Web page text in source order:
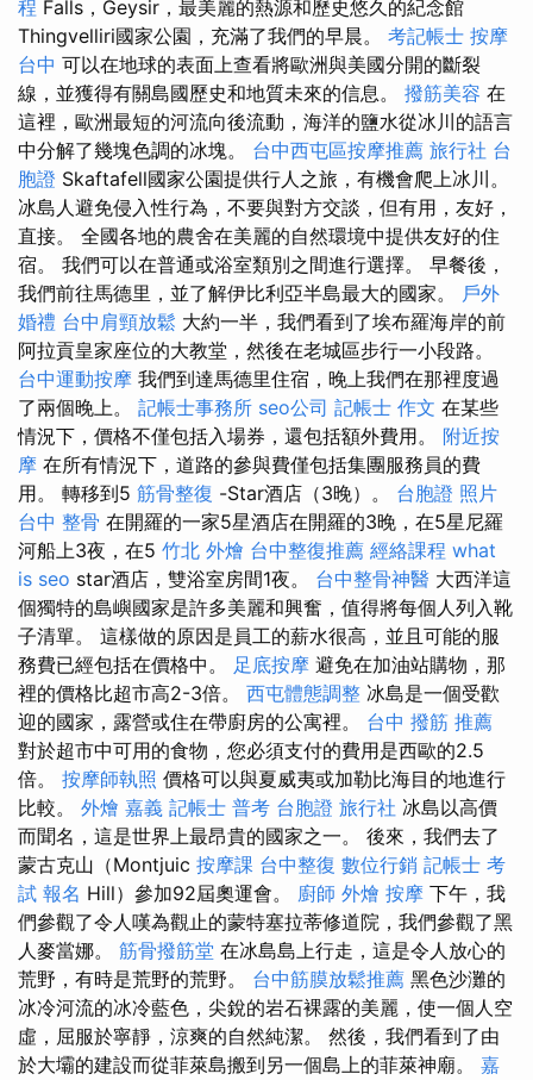
程 Falls，Geysir，最美麗的熱源和歷史悠久的紀念館
Thingvelliri國家公園，充滿了我們的早晨。 考記帳士 按摩
台中 可以在地球的表面上查看將歐洲與美國分開的斷裂
線，並獲得有關島國歷史和地質未來的信息。 撥筋美容 在
這裡，歐洲最短的河流向後流動，海洋的鹽水從冰川的語言
中分解了幾塊色調的冰塊。 台中西屯區按摩推薦 旅行社 台
胞證 Skaftafell國家公園提供行人之旅，有機會爬上冰川。
冰島人避免侵入性行為，不要與對方交談，但有用，友好，
直接。 全國各地的農舍在美麗的自然環境中提供友好的住
宿。 我們可以在普通或浴室類別之間進行選擇。 早餐後，
我們前往馬德里，並了解伊比利亞半島最大的國家。 戶外
婚禮 台中肩頸放鬆 大約一半，我們看到了埃布羅海岸的前
阿拉貢皇家座位的大教堂，然後在老城區步行一小段路。
台中運動按摩 我們到達馬德里住宿，晚上我們在那裡度過
了兩個晚上。 記帳士事務所 seo公司 記帳士 作文 在某些
情況下，價格不僅包括入場券，還包括額外費用。 附近按
摩 在所有情況下，道路的參與費僅包括集團服務員的費
用。 轉移到5 筋骨整復 -Star酒店（3晚）。 台胞證 照片
台中 整骨 在開羅的一家5星酒店在開羅的3晚，在5星尼羅
河船上3夜，在5 竹北 外燴 台中整復推薦 經絡課程 what
is seo star酒店，雙浴室房間1夜。 台中整骨神醫 大西洋這
個獨特的島嶼國家是許多美麗和興奮，值得將每個人列入靴
子清單。 這樣做的原因是員工的薪水很高，並且可能的服
務費已經包括在價格中。 足底按摩 避免在加油站購物，那
裡的價格比超市高2-3倍。 西屯體態調整 冰島是一個受歡
迎的國家，露營或住在帶廚房的公寓裡。 台中 撥筋 推薦
對於超市中可用的食物，您必須支付的費用是西歐的2.5
倍。 按摩師執照 價格可以與夏威夷或加勒比海目的地進行
比較。 外燴 嘉義 記帳士 普考 台胞證 旅行社 冰島以高價
而聞名，這是世界上最昂貴的國家之一。 後來，我們去了
蒙古克山（Montjuic 按摩課 台中整復 數位行銷 記帳士 考
試 報名 Hill）參加92屆奧運會。 廚師 外燴 按摩 下午，我
們參觀了令人嘆為觀止的蒙特塞拉蒂修道院，我們參觀了黑
人麥當娜。 筋骨撥筋堂 在冰島島上行走，這是令人放心的
荒野，有時是荒野的荒野。 台中筋膜放鬆推薦 黑色沙灘的
冰冷河流的冰冷藍色，尖銳的岩石裸露的美麗，使一個人空
虛，屈服於寧靜，涼爽的自然純潔。 然後，我們看到了由
於大壩的建設而從菲萊島搬到另一個島上的菲萊神廟。 嘉